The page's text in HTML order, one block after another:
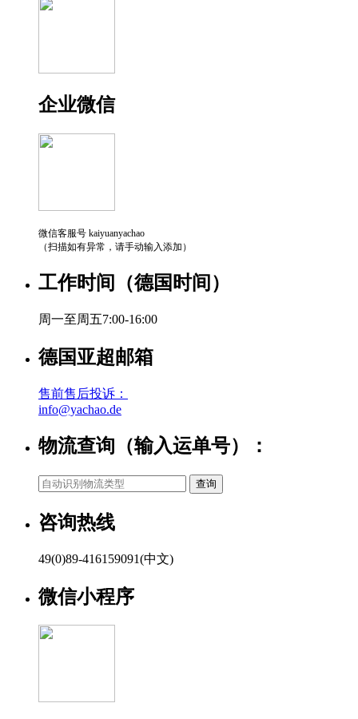
企业微信
微信客服号 kaiyuanyachao
（扫描如有异常，请手动输入添加）
工作时间（德国时间）
周一至周五7:00-16:00
德国亚超邮箱
售前售后投诉：
info@yachao.de
物流查询（输入运单号）：
咨询热线
49(0)89-416159091(中文)
微信小程序